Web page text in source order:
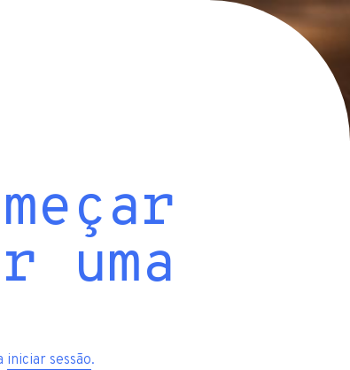
uma
iniciar sessão.